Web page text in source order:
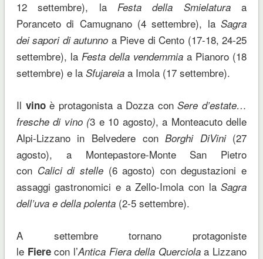
12 settembre), la Festa della Smielaturaa
Poranceto di Camugnano (4 settembre), laSagra
dei sapori di autunno a Pieve di Cento (17-18, 24-25
settembre), la Festa della vendemmia a Pianoro (18
settembre) e la Sfujareiaa Imola (17 settembre).
Il vinoè protagonista a Dozza conSere d’estate…
fresche di vino (3 e 10 agosto), a Monteacuto delle
Alpi-Lizzano in Belvedere conBorghi DiVini(27
agosto), a Montepastore-Monte San Pietro
con Calici di stelle(6 agosto) con degustazioni e
assaggi gastronomici e a Zello-Imola con laSagra
dell’uva e della polenta(2-5 settembre).
A settembre tornano protagoniste
le Fierecon l’Antica Fiera della Querciolaa Lizzano